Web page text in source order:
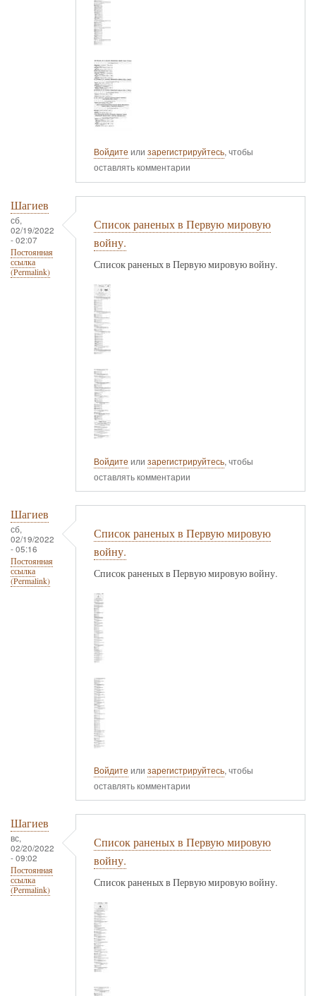
Войдите или зарегистрируйтесь, чтобы
оставлять комментарии
Шагиев
сб,
02/19/2022
- 02:07
Постоянная
ссылка
(Permalink)
Список раненых в Первую мировую
войну.
Список раненых в Первую мировую войну.
Войдите или зарегистрируйтесь, чтобы
оставлять комментарии
Шагиев
сб,
02/19/2022
- 05:16
Постоянная
ссылка
(Permalink)
Список раненых в Первую мировую
войну.
Список раненых в Первую мировую войну.
Войдите или зарегистрируйтесь, чтобы
оставлять комментарии
Шагиев
вс,
02/20/2022
- 09:02
Постоянная
ссылка
(Permalink)
Список раненых в Первую мировую
войну.
Список раненых в Первую мировую войну.